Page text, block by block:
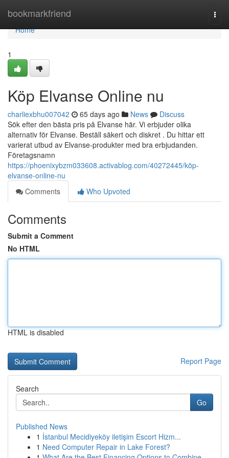
bookmarkfriend
Home
Home
1
Köp Elvanse Online nu
charliexbhu007042 65 days ago News
Discuss
Sök efter den bästa pris på Elvanse här. Vi erbjuder olika
alternativ för Elvanse. Beställ säkert och diskret . Du hittar ett
varierat utbud av Elvanse-produkter med bra erbjudanden.
Företagsnamn
https://phoenixybzm033608.activablog.com/40272445/köp-
elvanse-online-nu
Comments
Who Upvoted
Comments
Submit a Comment
No HTML
HTML is disabled
Report Page
Search
Go
Published News
1 İstanbul Mecidiyeköy iletişim Escort Hizm...
1 Need Computer Repair in Lake Forest?